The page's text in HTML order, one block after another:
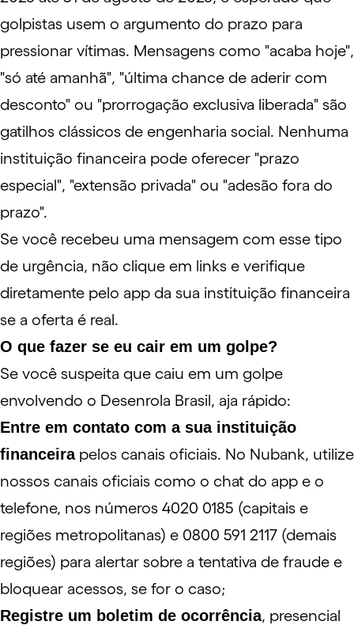
golpistas usem o argumento do prazo para
pressionar vítimas. Mensagens como "acaba hoje",
"só até amanhã", "última chance de aderir com
desconto" ou "prorrogação exclusiva liberada" são
gatilhos clássicos de engenharia social. Nenhuma
instituição financeira pode oferecer "prazo
especial", "extensão privada" ou "adesão fora do
prazo".
Se você recebeu uma mensagem com esse tipo
de urgência, não clique em links e verifique
diretamente pelo app da sua instituição financeira
se a oferta é real.
O que fazer se eu cair em um golpe?
Se você suspeita que caiu em um golpe
envolvendo o Desenrola Brasil, aja rápido:
Entre em contato com a sua instituição
financeirapelos canais oficiais. No Nubank, utilize
nossos canais oficiais como o chat do app e o
telefone, nos números 4020 0185 (capitais e
regiões metropolitanas) e 0800 591 2117 (demais
regiões) para alertar sobre a tentativa de fraude e
bloquear acessos, se for o caso;
Registre um boletim de ocorrência, presencial